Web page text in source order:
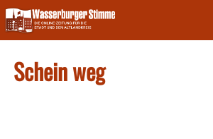
Skip
to
content
Schein weg